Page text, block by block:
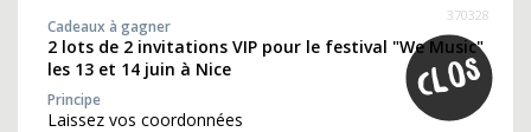
370328
Cadeaux à gagner
2 lots de 2 invitations VIP pour le festival "We Music"
les 13 et 14 juin à Nice
Principe
Laissez vos coordonnées